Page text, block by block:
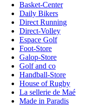
Basket-Center
Daily Bikers
Direct Running
Direct-Volley
Espace Golf
Foot-Store
Galop-Store
Golf and co
Handball-Store
House of Rugby
La sellerie de Maé
Made in Paradis